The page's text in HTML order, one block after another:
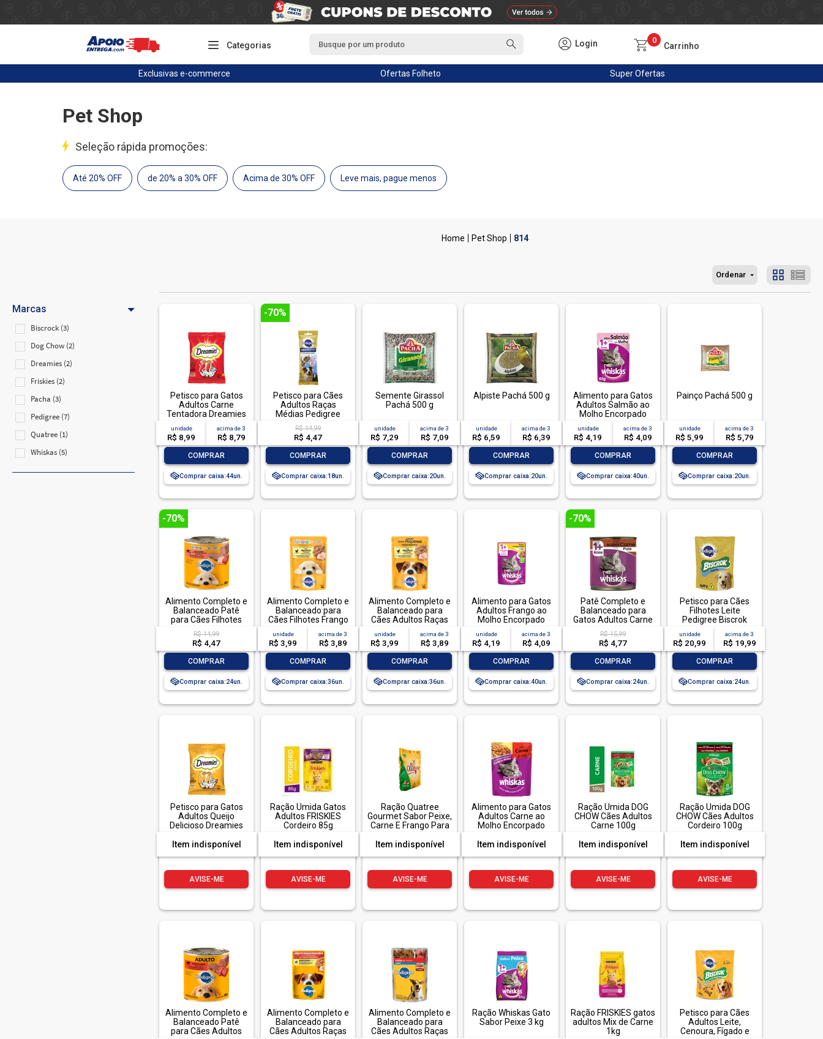
Categorias Login 0
Carrinho
Exclusivas e-commerce Ofertas Folheto SuperOfertas
Pet Shop
Seleção rápida promoções:
Até 20% OFF de 20% a 30% OFF Acima de 30% OFF Leve mais, pague menos
Marcas
Biscrock (3)
Dog Chow (2)
Dreamies (2)
Friskies (2)
Pacha (3)
Pedigree (7)
Quatree (1)
Whiskas (5)
Pet Shop 814
Ordenar
Petisco para Gatos
Adultos Carne
Tentadora Dreamies
Pacote 40g
unidade
R$ 8,99
acima de3
R$ 8,79
COMPRAR
Comprar caixa:44
-70%
Petisco para Cães
Adultos Raças
Médias Pedigree
Dentastix Pacote 77g
3 Unidades
R$ 14,99
R$ 4,47
COMPRAR
Comprar caixa:18
Semente Girassol
Pachá 500 g
unidade
R$ 7,29
acima de3
R$ 7,09
COMPRAR
Comprar caixa:20
Alpiste Pachá 500 g
unidade
R$ 6,59
acima de3
R$ 6,39
COMPRAR
Comprar caixa:20
Alimento para Gatos
Adultos Salmão ao
Molho Encorpado
Refeição Completa
Whiskas Sachê 85g
unidade
R$ 4,19
acima de3
R$ 4,09
COMPRAR
Comprar caixa:40
Painço Pachá 500 g
unidade
R$ 5,99
acima de3
R$ 5,79
COMPRAR
Comprar caixa:20
-70%
Alimento Completo e
Balanceado Patê
para Cães Filhotes
Carne e Frango
Pedigree Lata 280g
R$ 14,99
R$ 4,47
COMPRAR
Comprar caixa:24
Alimento Completo e
Balanceado para
Cães Filhotes Frango
ao Molho Pedigree
Sachê 100g
unidade
R$ 3,99
acima de3
R$ 3,89
COMPRAR
Comprar caixa:36
Alimento Completo e
Balanceado para
Cães Adultos Raças
Pequenas Frango ao
Molho Pedigree
Sachê 100g
unidade
R$ 3,99
acima de3
R$ 3,89
COMPRAR
Comprar caixa:36
Alimento para Gatos
Adultos Frango ao
Molho Encorpado
Refeição Completa
Whiskas Sachê 85g
unidade
R$ 4,19
acima de3
R$ 4,09
COMPRAR
Comprar caixa:40
-70%
Patê Completo e
Balanceado para
Gatos Adultos Carne
Whiskas Lata 290g
R$ 15,99
R$ 4,77
COMPRAR
Comprar caixa:24
Petisco para Cães
Filhotes Leite
Pedigree Biscrok
Pouch 300g
unidade
R$ 20,99
acima de3
R$ 19,99
COMPRAR
Comprar caixa:24
Petisco para Gatos
Adultos Queijo
Delicioso Dreamies
Item indisponível
AVISE-ME
Ração Úmida Gatos
Adultos FRISKIES
Cordeiro 85g
Item indisponível
AVISE-ME
Ração Quatree
Gourmet Sabor Peixe,
Carne E Frango Para
Item indisponível
AVISE-ME
Alimento para Gatos
Adultos Carne ao
Molho Encorpado
Whiskas Sachê 85g
Item indisponível
AVISE-ME
Ração Úmida DOG
CHOW Cães Adultos
Carne 100g
Item indisponível
AVISE-ME
Ração Úmida DOG
CHOW Cães Adultos
Cordeiro 100g
Item indisponível
AVISE-ME
Alimento Completo e
Balanceado Patê
para Cães Adultos
Alimento Completo e
Balanceado para
Cães Adultos Raças
Alimento Completo e
Balanceado para
Cães Adultos Raças
Ração Whiskas Gato
Sabor Peixe 3 kg
Ração FRISKIES gatos
adultos Mix de Carne
1kg
Petisco para Cães
Adultos Leite,
Cenoura, Fígado e